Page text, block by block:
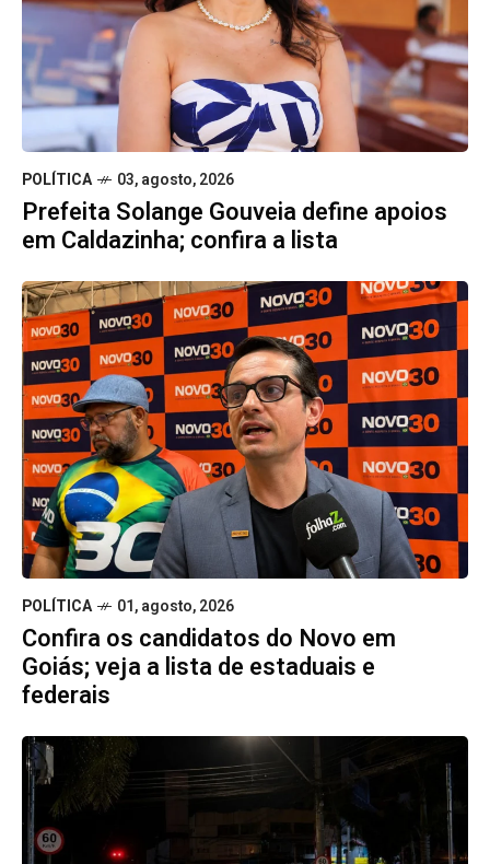
POLÍTICA 03, agosto, 2026
Prefeita Solange Gouveia define apoios
em Caldazinha; confira a lista
POLÍTICA 01, agosto, 2026
Confira os candidatos do Novo em
Goiás; veja a lista de estaduais e
federais